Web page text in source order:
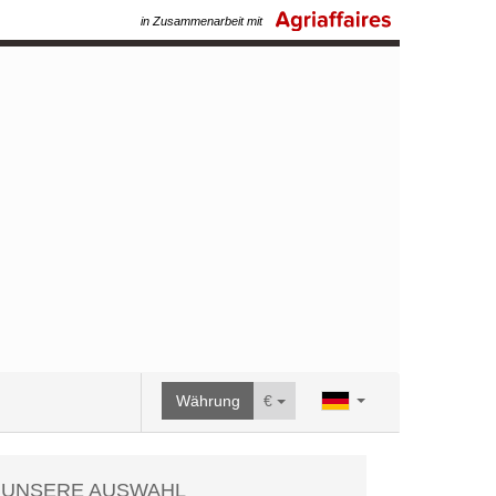
in Zusammenarbeit mit
Währung €
UNSERE AUSWAHL